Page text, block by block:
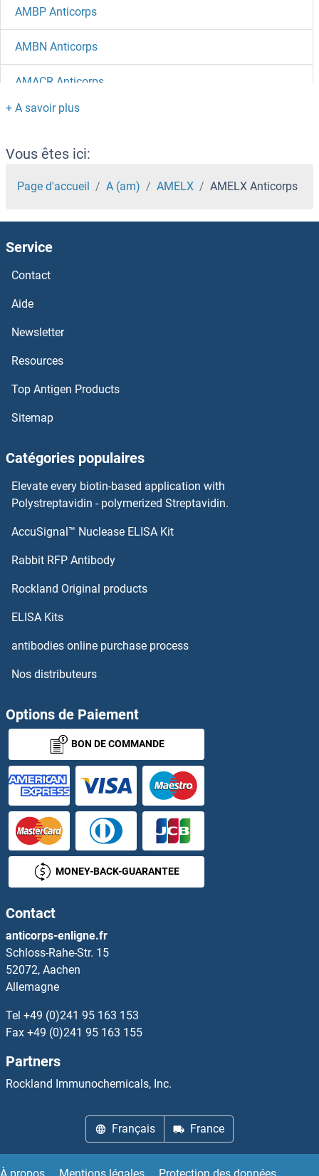
AMBP Anticorps
AMBN Anticorps
AMACR Anticorps
AMAC1L2 Anticorps
ALX4 Anticorps
ALX3 Anticorps
ALX1 Anticorps
ALT Anticorps
ALS2 Anticorps
ALPPL2 Anticorps
ALPK3 Anticorps
ALPK1 Anticorps
alpha-Mannosidase II Anticorps
AMFR Anticorps
AMH Anticorps
AMHR2 Anticorps
AMIGO1 Anticorps
AMIGO2 Anticorps
AMIGO3 Anticorps
Aminoacylase 1 Anticorps
Aminoacylase 3 Anticorps
Aminomethyltransferase Anticorps
AMMECR1 Anticorps
AMN Anticorps
AMN1 Anticorps
AMOTL1 Anticorps
AMPD1 Anticorps
Vous êtes ici:
Page d'accueil A (am) AMELX AMELX Anticorps
Service
Contact
Aide
Newsletter
Resources
Top Antigen Products
Sitemap
Catégories populaires
Elevate every biotin-based application with
Polystreptavidin - polymerized Streptavidin.
AccuSignal™ Nuclease ELISA Kit
Rabbit RFP Antibody
Rockland Original products
ELISA Kits
antibodies online purchase process
Nos distributeurs
Options de Paiement
BON DE COMMANDE
MONEY-BACK-GUARANTEE
Contact
anticorps-enligne.fr
Schloss-Rahe-Str. 15
52072, Aachen
Allemagne
Tel +49 (0)241 95 163 153
Fax +49 (0)241 95 163 155
Partners
Rockland Immunochemicals, Inc.
Français France